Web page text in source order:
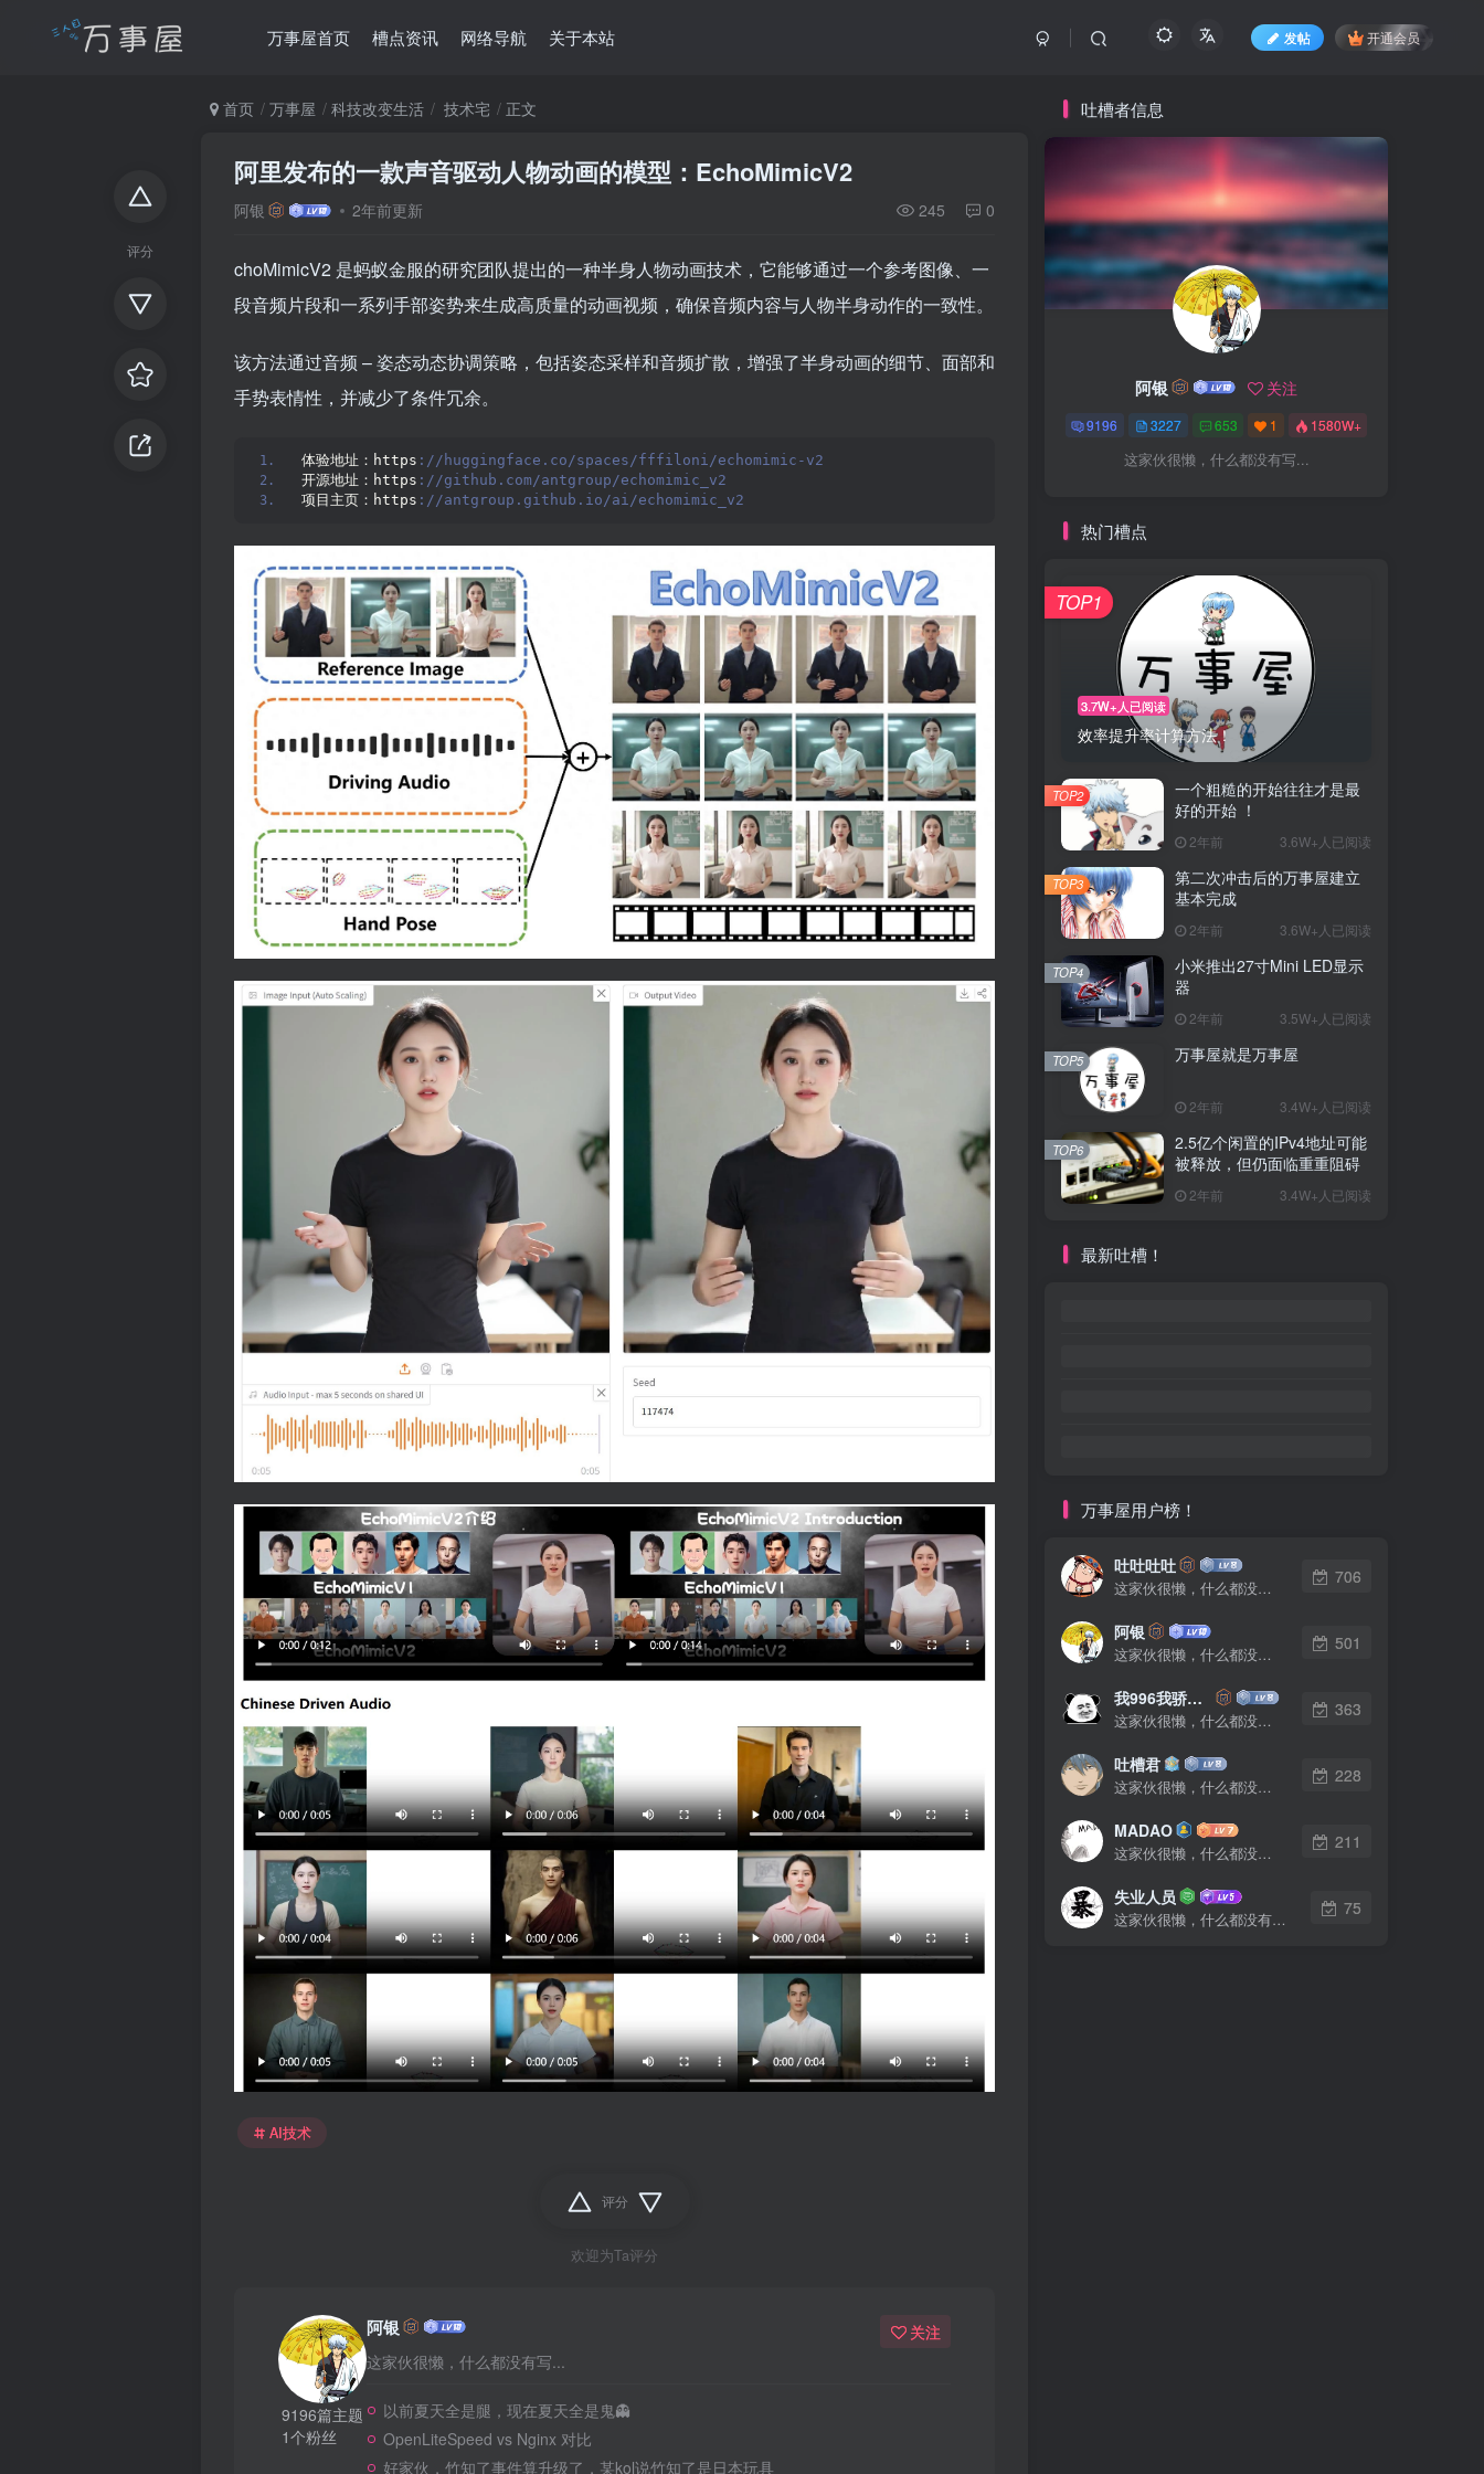
万事屋首页 槽点资讯 网络导航 关于本站 发帖 开通会员
评分
首页 万事屋 科技改变生活 技术宅 正文
阿里发布的一款声音驱动人物动画的模型：EchoMimicV2
阿银 2年前更新 245 0
choMimicV2 是蚂蚁金服的研究团队提出的一种半身人物动画技术，它能够通过一个参考图像、一
段音频片段和一系列手部姿势来生成高质量的动画视频，确保音频内容与人物半身动作的一致性。
该方法通过音频 – 姿态动态协调策略，包括姿态采样和音频扩散，增强了半身动画的细节、面部和
手势表情性，并减少了条件冗余。
体验地址：https ://huggingface.co/spaces/fffiloni/echomimic-v2
开源地址：https ://github.com/antgroup/echomimic_v2
项目主页：https ://antgroup.github.io/ai/echomimic_v2
AI技术
评分
欢迎为Ta评分
9196篇主题
1个粉丝
阿银
这家伙很懒，什么都没有写...
关注
以前夏天全是腿，现在夏天全是鬼👻
OpenLiteSpeed vs Nginx 对比
好家伙，竹知了事件算升级了，某kol说竹知了是日本玩具
吐槽者信息
阿银 关注
9196 3227 653 1 1580W+
这家伙很懒，什么都没有写...
热门槽点
3.7W+人已阅读
效率提升率计算方法！
TOP1
一个粗糙的开始往往才是最
好的开始 ！
2年前 3.6W+人已阅读
TOP2
第二次冲击后的万事屋建立
基本完成
2年前 3.6W+人已阅读
TOP3
小米推出27寸Mini LED显示
器
2年前 3.5W+人已阅读
TOP4
万事屋就是万事屋
2年前 3.4W+人已阅读
TOP5
2.5亿个闲置的IPv4地址可能
被释放，但仍面临重重阻碍
2年前 3.4W+人已阅读
TOP6
最新吐槽！
万事屋用户榜！
吐吐吐吐
这家伙很懒，什么都没有写...
706
阿银
这家伙很懒，什么都没有写...
501
我996我骄傲了么
这家伙很懒，什么都没有写...
363
吐槽君
这家伙很懒，什么都没有写...
228
MADAO
这家伙很懒，什么都没有写...
211
失业人员
这家伙很懒，什么都没有写...
75